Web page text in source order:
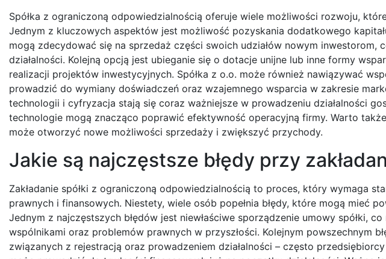
Spółka z ograniczoną odpowiedzialnością oferuje wiele możliwości rozwoju,
Jednym z kluczowych aspektów jest możliwość pozyskania dodatkowego
mogą zdecydować się na sprzedaż części swoich udziałów nowym inwestorom,
działalności. Kolejną opcją jest ubieganie się o dotacje unijne lub inne formy
realizacji projektów inwestycyjnych. Spółka z o.o. może również nawiązywać
prowadzić do wymiany doświadczeń oraz wzajemnego wsparcia w zakresie
technologii i cyfryzacja stają się coraz ważniejsze w prowadzeniu działalności
technologie mogą znacząco poprawić efektywność operacyjną firmy. Warto
może otworzyć nowe możliwości sprzedaży i zwiększyć przychody.
Jakie są najczęstsze błędy przy
Zakładanie spółki z ograniczoną odpowiedzialnością to proces, który wymaga
prawnych i finansowych. Niestety, wiele osób popełnia błędy, które mogą mieć
Jednym z najczęstszych błędów jest niewłaściwe sporządzenie umowy spółki,
wspólnikami oraz problemów prawnych w przyszłości. Kolejnym powszechnym
związanych z rejestracją oraz prowadzeniem działalności – często